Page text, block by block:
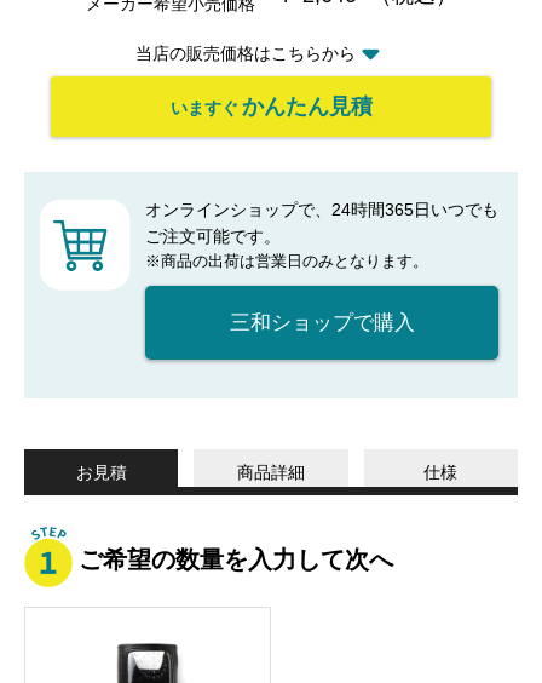
当店の販売価格はこちらから
いますぐ かんたん見積
オンラインショップで、24時間365日いつでも
ご注文可能です。
※商品の出荷は営業日のみとなります。
三和ショップで購入
お見積 商品詳細 仕様
ご希望の数量を入力して次へ